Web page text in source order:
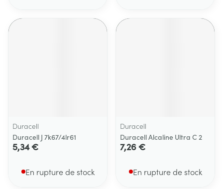
Duracell
Duracell J 7k67/4lr61
5,34 €
En rupture de stock
Duracell
Duracell Alcaline Ultra C 2
7,26 €
En rupture de stock